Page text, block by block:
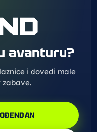
avanturu?
i dovedi male
zabave.